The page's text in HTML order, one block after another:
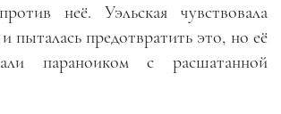
неё. Уэльская чувствовала
пыталась предотвратить это, но её
параноиком с расшатанной